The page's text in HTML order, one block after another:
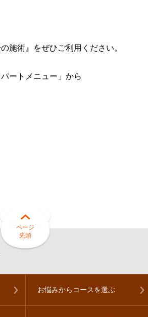
施術』をぜひご利用ください。
ートメニュー」から
ページ
先頭
お悩みからコースを選ぶ